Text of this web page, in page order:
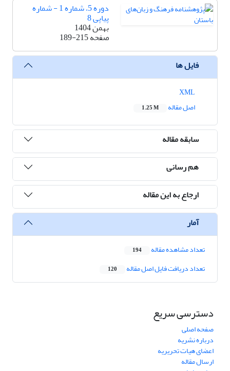
دوره 5، شماره 1 - شماره
پیاپی 8
بهمن 1404
صفحه189-215
فایل ها
اصل مقاله
1.25 M
سابقه مقاله
هم رسانی
ارجاع به این مقاله
آمار
تعداد مشاهده مقاله 194
تعداد دریافت فایل اصل مقاله 120
دسترسی سریع
صفحه اصلی
درباره نشریه
اعضای هیات تحریریه
ارسال مقاله